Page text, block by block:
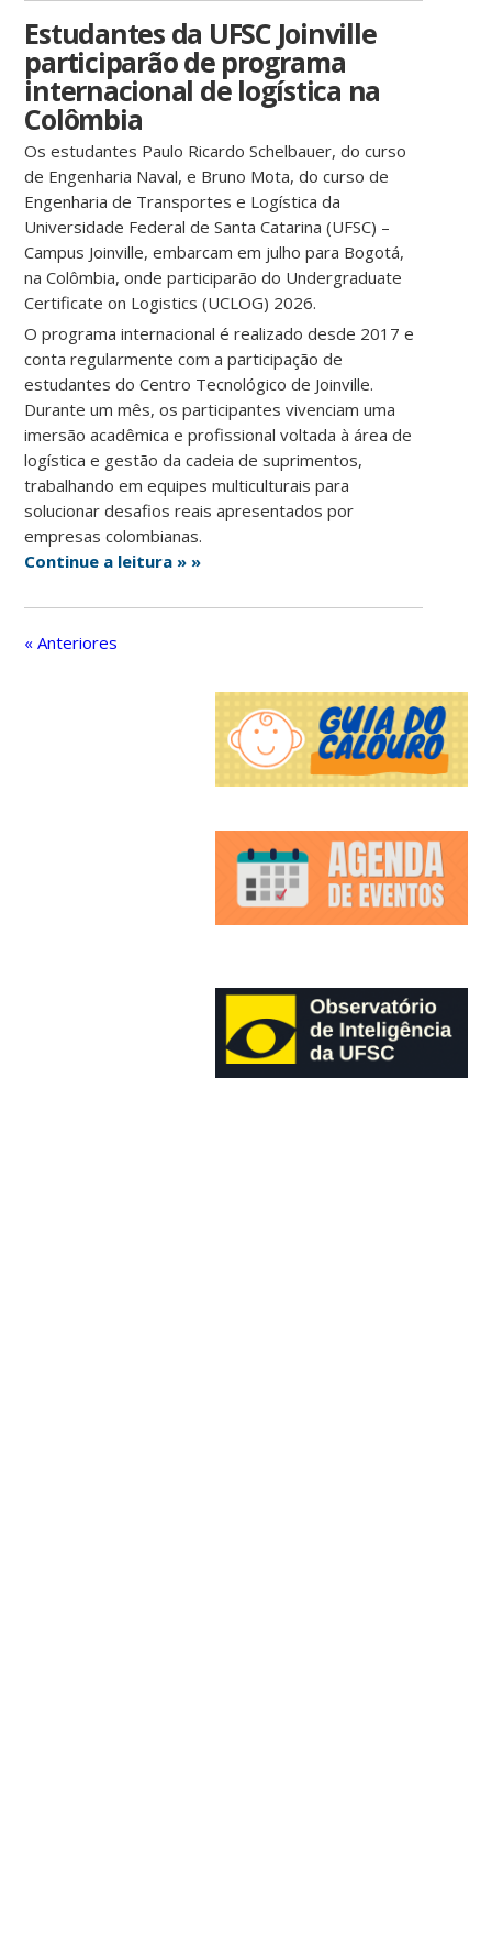
Estudantes da UFSC Joinville
participarão de programa
internacional de logística na
Colômbia
Os estudantes Paulo Ricardo Schelbauer, do curso
de Engenharia Naval, e Bruno Mota, do curso de
Engenharia de Transportes e Logística da
Universidade Federal de Santa Catarina (UFSC) –
Campus Joinville, embarcam em julho para Bogotá,
na Colômbia, onde participarão do Undergraduate
Certificate on Logistics (UCLOG) 2026.
O programa internacional é realizado desde 2017 e
conta regularmente com a participação de
estudantes do Centro Tecnológico de Joinville.
Durante um mês, os participantes vivenciam uma
imersão acadêmica e profissional voltada à área de
logística e gestão da cadeia de suprimentos,
trabalhando em equipes multiculturais para
solucionar desafios reais apresentados por
empresas colombianas.
Continue a leitura » »
« Anteriores